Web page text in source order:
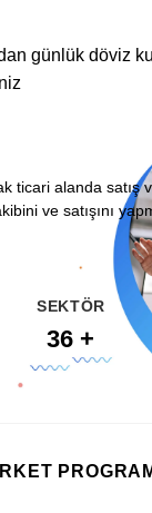
günlük döviz
ticari alanda satış
ve satışını
SEKTÖR
36 +